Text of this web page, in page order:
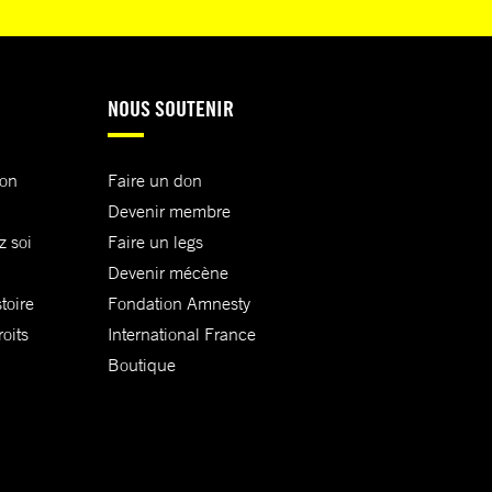
soi
NOUS SOUTENIR
Faire un don
Devenir membre
Faire un legs
Devenir mécène
Fondation Amnesty
International France
Boutique